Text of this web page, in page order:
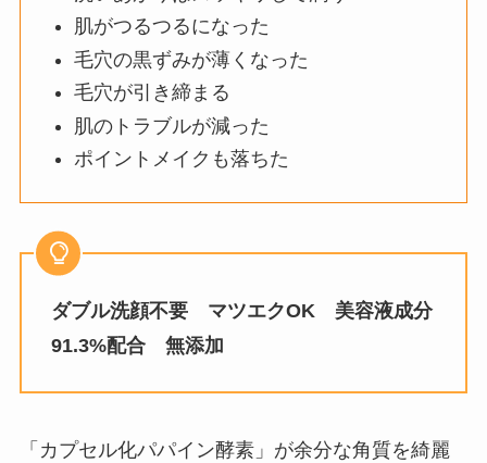
肌がつるつるになった
毛穴の黒ずみが薄くなった
毛穴が引き締まる
肌のトラブルが減った
ポイントメイクも落ちた
ダブル洗顔不要 マツエクOK
美容液成分
91.3%配合
無添加
「カプセル化パパイン酵素」が余分な角質を綺麗